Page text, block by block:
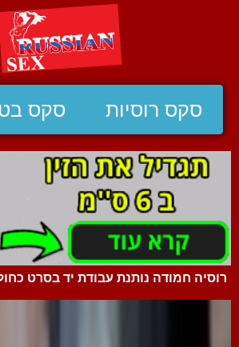
סקס רוסיות סקס
רוסיה חמודה נותנת עבודת יד בסרט